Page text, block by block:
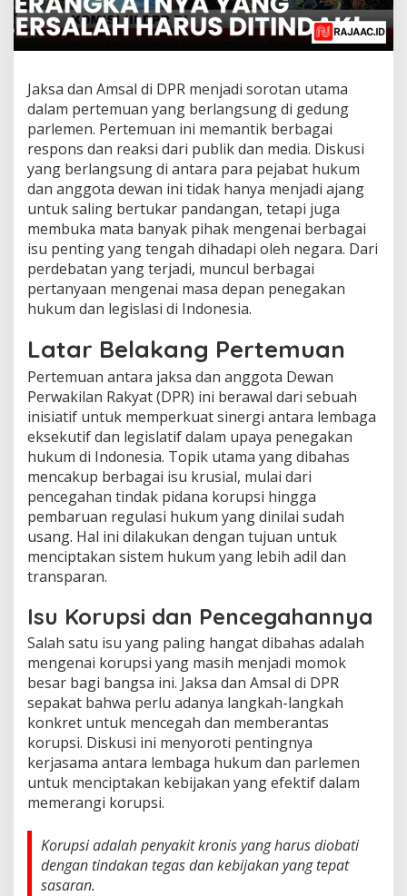
Jaksa dan Amsal di DPR menjadi sorotan utama
dalam pertemuan yang berlangsung di gedung
parlemen. Pertemuan ini memantik berbagai
respons dan reaksi dari publik dan media. Diskusi
yang berlangsung di antara para pejabat hukum
dan anggota dewan ini tidak hanya menjadi ajang
untuk saling bertukar pandangan, tetapi juga
membuka mata banyak pihak mengenai berbagai
isu penting yang tengah dihadapi oleh negara. Dari
perdebatan yang terjadi, muncul berbagai
pertanyaan mengenai masa depan penegakan
hukum dan legislasi di Indonesia.
Latar Belakang Pertemuan
Pertemuan antara jaksa dan anggota Dewan
Perwakilan Rakyat (DPR) ini berawal dari sebuah
inisiatif untuk memperkuat sinergi antara lembaga
eksekutif dan legislatif dalam upaya penegakan
hukum di Indonesia. Topik utama yang dibahas
mencakup berbagai isu krusial, mulai dari
pencegahan tindak pidana korupsi hingga
pembaruan regulasi hukum yang dinilai sudah
usang. Hal ini dilakukan dengan tujuan untuk
menciptakan sistem hukum yang lebih adil dan
transparan.
Isu Korupsi dan Pencegahannya
Salah satu isu yang paling hangat dibahas adalah
mengenai korupsi yang masih menjadi momok
besar bagi bangsa ini. Jaksa dan Amsal di DPR
sepakat bahwa perlu adanya langkah-langkah
konkret untuk mencegah dan memberantas
korupsi. Diskusi ini menyoroti pentingnya
kerjasama antara lembaga hukum dan parlemen
untuk menciptakan kebijakan yang efektif dalam
memerangi korupsi.
Korupsi adalah penyakit kronis yang harus diobati
dengan tindakan tegas dan kebijakan yang tepat
sasaran.